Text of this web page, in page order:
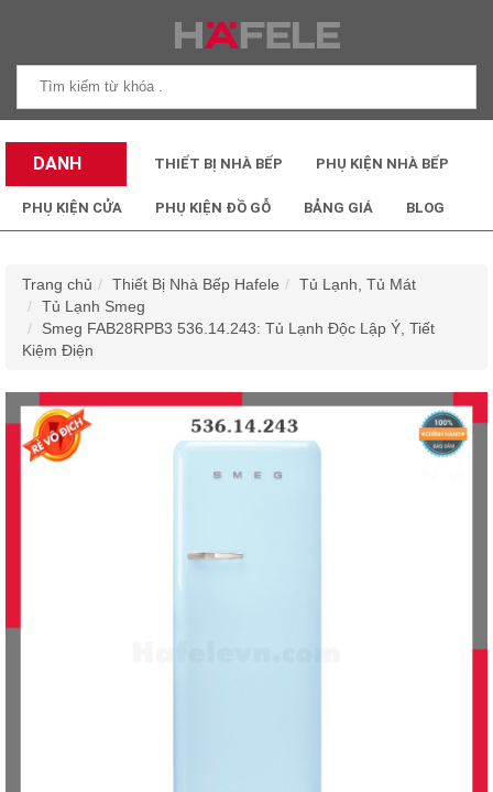
DANH
MỤC SẢN
THIẾT BỊ NHÀ BẾP PHỤ KIỆN NHÀ BẾP
PHỤ KIỆN CỬA PHỤ KIỆN ĐỒ GỖ BẢNG GIÁ BLOG
Trang chủ Thiết Bị Nhà Bếp Hafele
Tủ Lạnh, Tủ Mát
Tủ Lạnh Smeg
Smeg FAB28RPB3 536.14.243: Tủ Lạnh Độc Lập Ý, Tiết
Kiệm Điện